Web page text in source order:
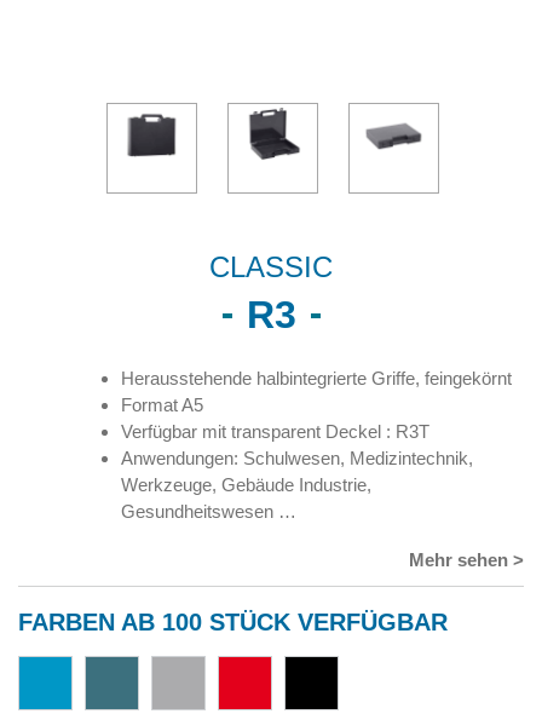
CLASSIC
R3
Herausstehende halbintegrierte Griffe, feingekörnt
Format A5
Verfügbar mit transparent Deckel : R3T
Anwendungen: Schulwesen, Medizintechnik,
Werkzeuge, Gebäude Industrie,
Gesundheitswesen …
Mehr sehen >
FARBEN AB 100 STÜCK VERFÜGBAR